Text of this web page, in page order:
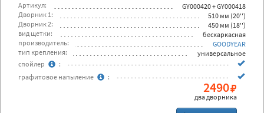
Артикул:
GY000420 + GY000418
Дворник 1:
510 мм (20'')
Дворник 2:
450 мм (18'')
вид щетки:
бескаркасная
производитель:
GOODYEAR
тип крепления:
универсальное
спойлер
:
графитовое напыление
:
2490
два дворника